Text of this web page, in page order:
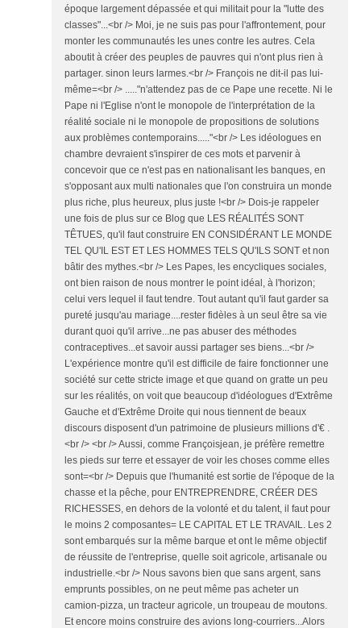
époque largement dépassée et qui militait pour la "lutte des
classes"...<br /> Moi, je ne suis pas pour l'affrontement, pour
monter les communautés les unes contre les autres. Cela
aboutit à créer des peuples de pauvres qui n'ont plus rien à
partager. sinon leurs larmes.<br /> François ne dit-il pas lui-
même=<br /> ....."n'attendez pas de ce Pape une recette. Ni le
Pape ni l'Eglise n'ont le monopole de l'interprétation de la
réalité sociale ni le monopole de propositions de solutions
aux problèmes contemporains....."<br /> Les idéologues en
chambre devraient s'inspirer de ces mots et parvenir à
concevoir que ce n'est pas en nationalisant les banques, en
s'opposant aux multi nationales que l'on construira un monde
plus riche, plus heureux, plus juste !<br /> Dois-je rappeler
une fois de plus sur ce Blog que LES RÉALITÉS SONT
TÊTUES, qu'il faut construire EN CONSIDÉRANT LE MONDE
TEL QU'IL EST ET LES HOMMES TELS QU'ILS SONT et non
bâtir des mythes.<br /> Les Papes, les encycliques sociales,
ont bien raison de nous montrer le point idéal, à l'horizon;
celui vers lequel il faut tendre. Tout autant qu'il faut garder sa
pureté jusqu'au mariage....rester fidèles à un seul être sa vie
durant quoi qu'il arrive...ne pas abuser des méthodes
contraceptives...et savoir aussi partager ses biens...<br />
L'expérience montre qu'il est difficile de faire fonctionner une
société sur cette stricte image et que quand on gratte un peu
sur les réalités, on voit que beaucoup d'idéologues d'Extrême
Gauche et d'Extrême Droite qui nous tiennent de beaux
discours disposent d'un patrimoine de plusieurs millions d'€ .
<br /> <br /> Aussi, comme Françoisjean, je préfère remettre
les pieds sur terre et essayer de voir les choses comme elles
sont=<br /> Depuis que l'humanité est sortie de l'époque de la
chasse et la pêche, pour ENTREPRENDRE, CRÉER DES
RICHESSES, en dehors de la volonté et du talent, il faut pour
le moins 2 composantes= LE CAPITAL ET LE TRAVAIL. Les 2
sont embarqués sur la même barque et ont le même objectif
de réussite de l'entreprise, quelle soit agricole, artisanale ou
industrielle.<br /> Nous savons bien que sans argent, sans
emprunts possibles, on ne peut même pas acheter un
camion-pizza, un tracteur agricole, un troupeau de moutons.
Et encore moins construire des avions long-courriers...Alors